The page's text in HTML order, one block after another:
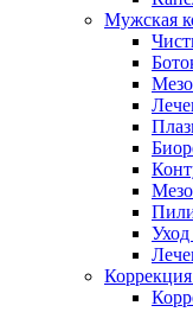
Мужская